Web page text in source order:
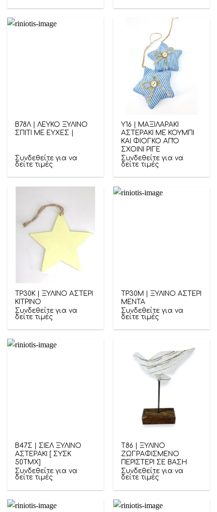
Β78Λ | ΛΕΥΚΟ ΞΥΛΙΝΟ
ΣΠΙΤΙ ΜΕ ΕΥΧΕΣ |
Συνδεθείτε για να
δείτε τιμές
Υ16 | ΜΑΞΙΛΑΡΑΚΙ
ΑΣΤΕΡΑΚΙ ΜΕ ΚΟΥΜΠΙ
ΚΑΙ ΦΙΟΓΚΟ ΑΠΌ
ΣΧΟΙΝΙ ΡΙΓΕ
Συνδεθείτε για να
δείτε τιμές
ΤΡ30Κ | ΞΥΛΙΝΟ ΑΣΤΕΡΙ
ΚΙΤΡΙΝΟ
Συνδεθείτε για να
δείτε τιμές
ΤΡ30Μ | ΞΥΛΙΝΟ ΑΣΤΕΡΙ
ΜΕΝΤΑ
Συνδεθείτε για να
δείτε τιμές
Β47Σ | ΣΙΕΛ ΞΥΛΙΝΟ
ΑΣΤΕΡΑΚΙ [ ΣΥΣΚ
50ΤΜΧ]
Συνδεθείτε για να
δείτε τιμές
Τ86 | ΞΥΛΙΝΟ
ΖΩΓΡΑΦΙΣΜΕΝΟ
ΠΕΡΙΣΤΕΡΙ ΣΕ ΒΑΣΗ
Συνδεθείτε για να
δείτε τιμές